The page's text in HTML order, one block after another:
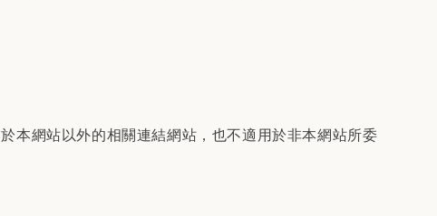
本網站以外的相關連結網站，也不適用於非本網站所委